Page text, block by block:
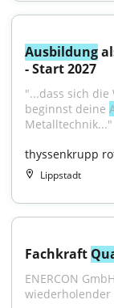
Ausbildung
- Start 2027
"...dass sich
beginnst deine
Metalltechnik..."
thyssenkrupp
Lippstadt
Fachkraft
ENERCON